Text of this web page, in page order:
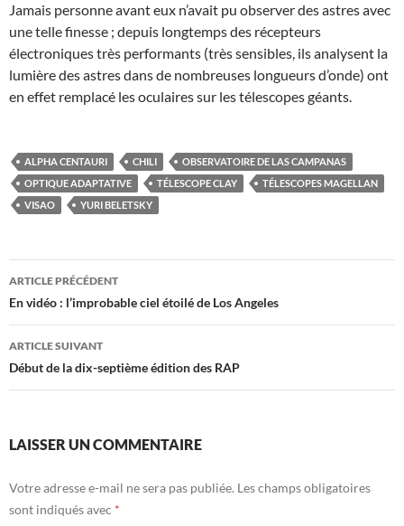
Jamais personne avant eux n’avait pu observer des astres avec
une telle finesse ; depuis longtemps des récepteurs
électroniques très performants (très sensibles, ils analysent la
lumière des astres dans de nombreuses longueurs d’onde) ont
en effet remplacé les oculaires sur les télescopes géants.
ALPHA CENTAURI CHILI
OBSERVATOIRE DE LAS CAMPANAS
OPTIQUE ADAPTATIVE
TÉLESCOPE CLAY
TÉLESCOPES MAGELLAN
VISAO
YURI BELETSKY
Navigation
des
articles
ARTICLE PRÉCÉDENT
En vidéo : l’improbable ciel étoilé de Los Angeles
ARTICLE SUIVANT
Début de la dix-septième édition des RAP
LAISSER UN COMMENTAIRE
Votre adresse e-mail ne sera pas publiée. Les champs obligatoires
sont indiqués avec *